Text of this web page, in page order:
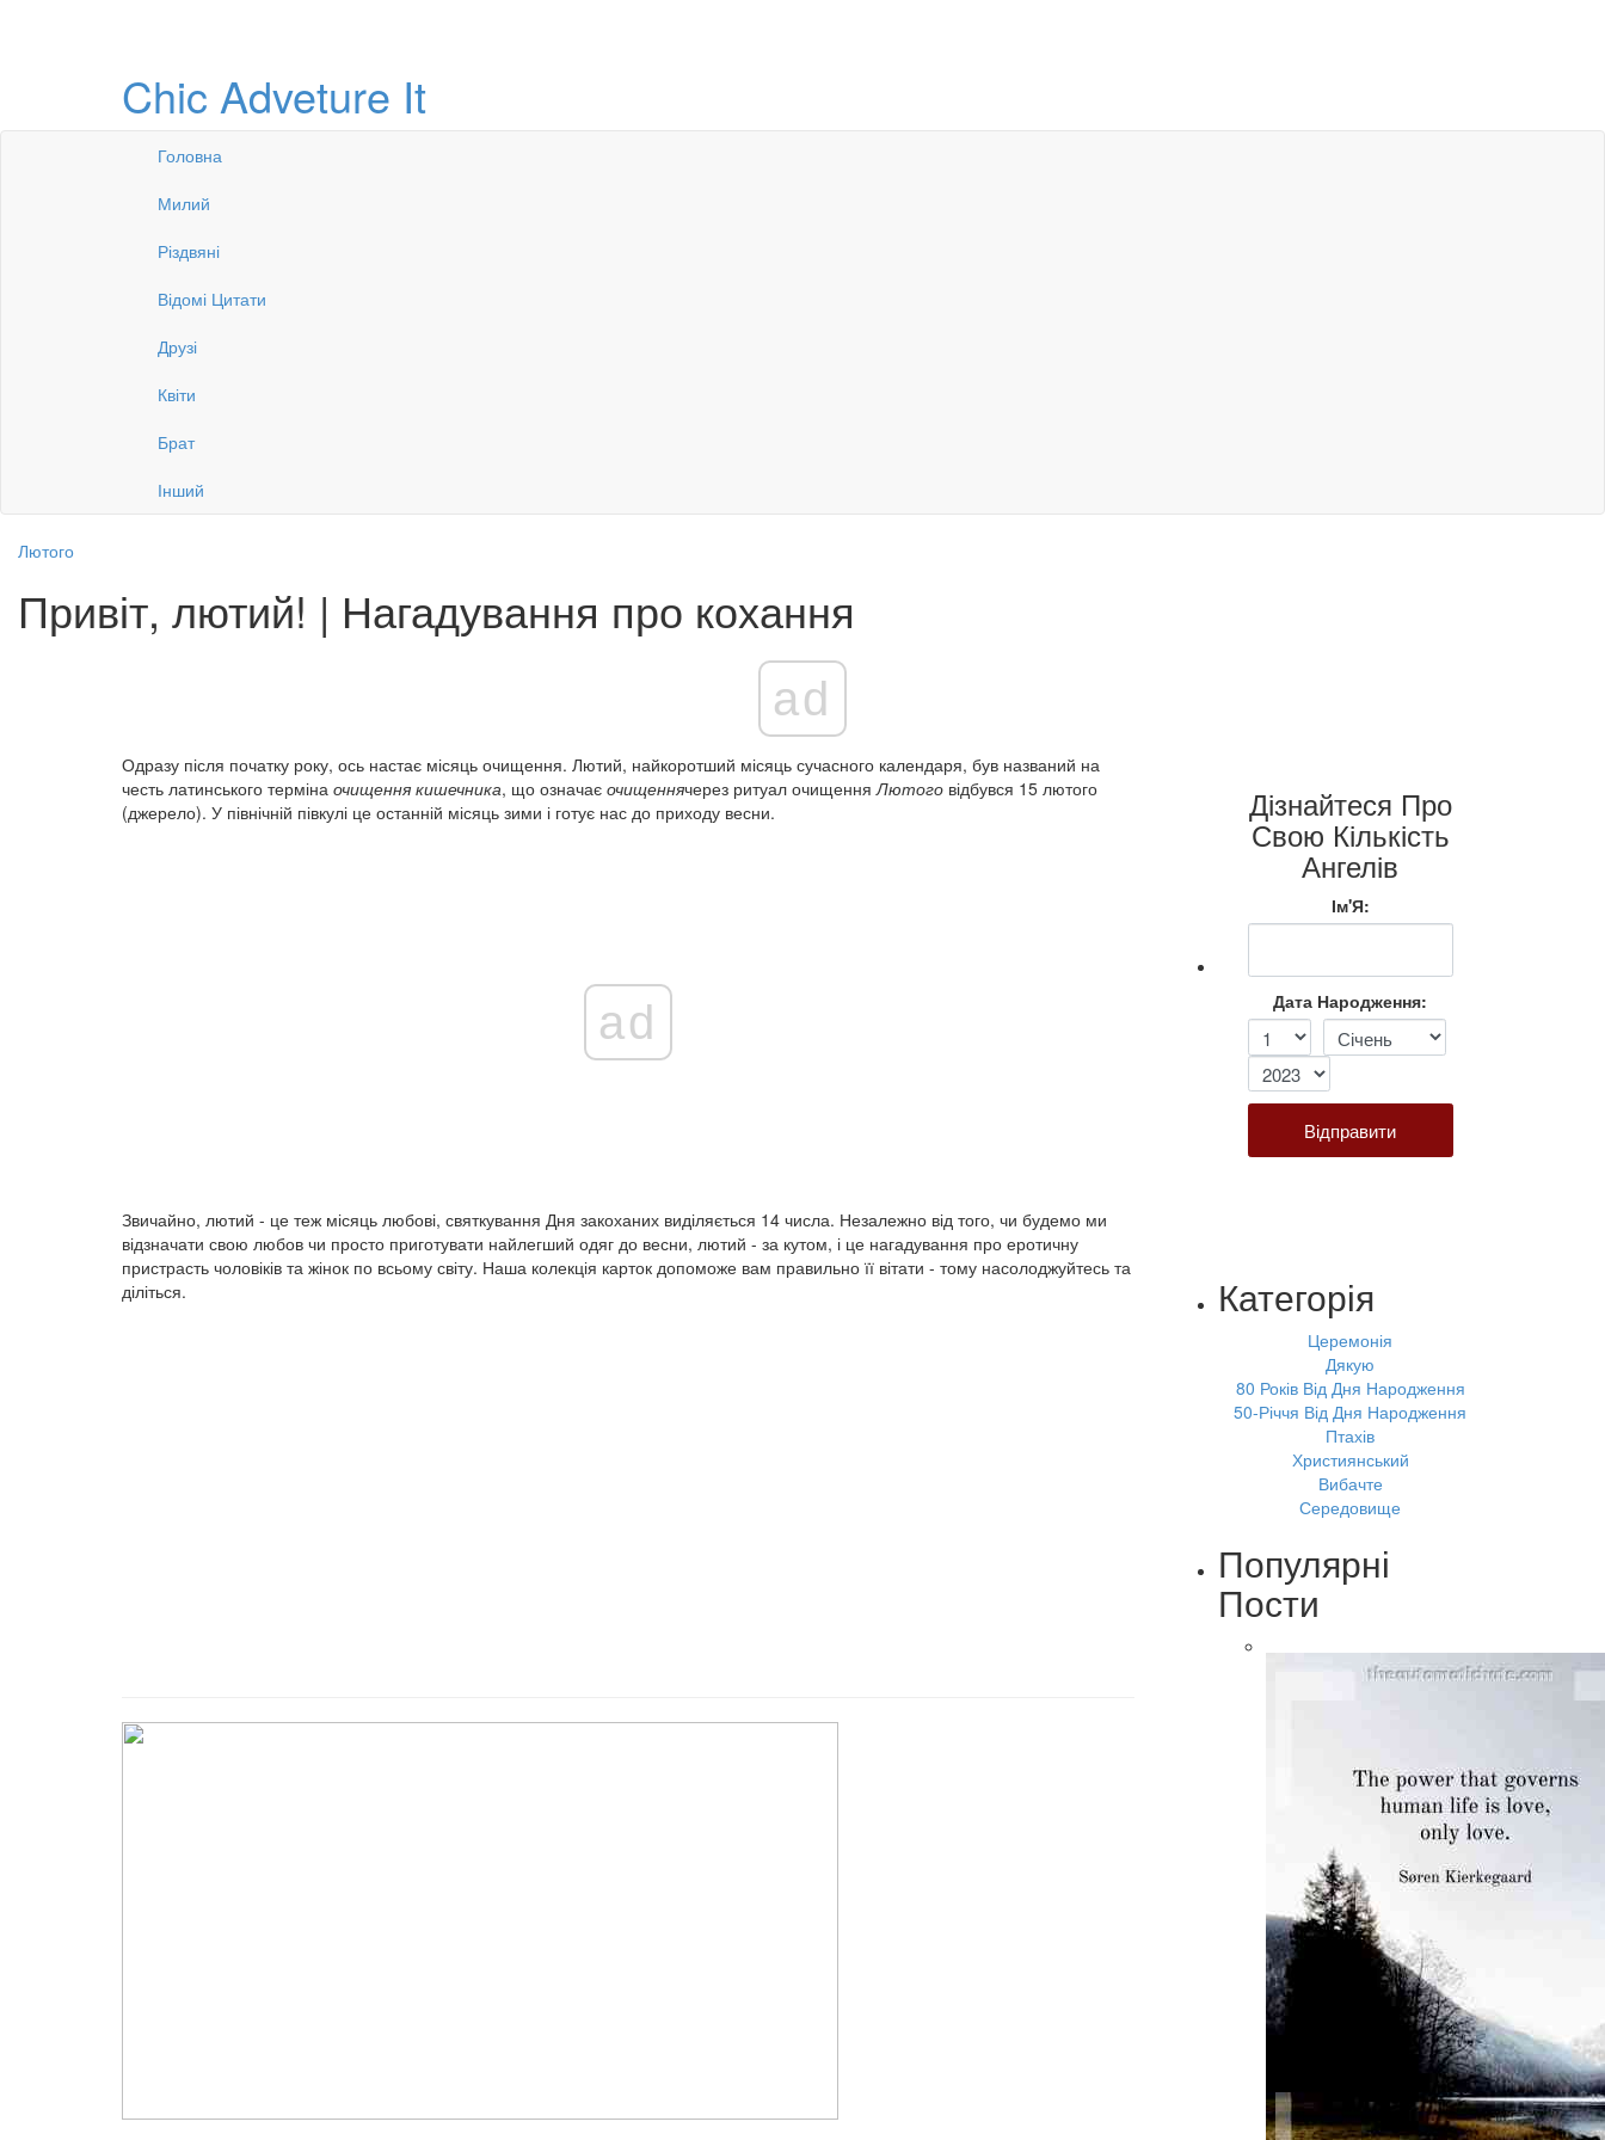
Chic Adveture It
Головна
Милий
Різдвяні
Відомі Цитати
Друзі
Квіти
Брат
Інший
Лютого
Привіт, лютий! | Нагадування про кохання
ad
Одразу після початку року, ось настає місяць очищення. Лютий, найкоротший місяць сучасного календаря, був названий на
честь латинського терміна очищення кишечника, що означає очищеннячерез ритуал очищенняЛютого відбувся 15 лютого
(джерело). У північній півкулі це останній місяць зими і готує нас до приходу весни.
ad
Звичайно, лютий - це теж місяць любові, святкування Дня закоханих виділяється 14 числа. Незалежно від того, чи будемо ми
відзначати свою любов чи просто приготувати найлегший одяг до весни, лютий - за кутом, і це нагадування про еротичну
пристрасть чоловіків та жінок по всьому світу. Наша колекція карток допоможе вам правильно її вітати - тому насолоджуйтесь та
діліться.
Дізнайтеся Про
Свою Кількість
Ангелів
Ім'Я:
Дата Народження:
Відправити
Категорія
Церемонія
Дякую
80 Років Від Дня Народження
50-Річчя Від Дня Народження
Птахів
Християнський
Вибачте
Середовище
Популярні
Пости